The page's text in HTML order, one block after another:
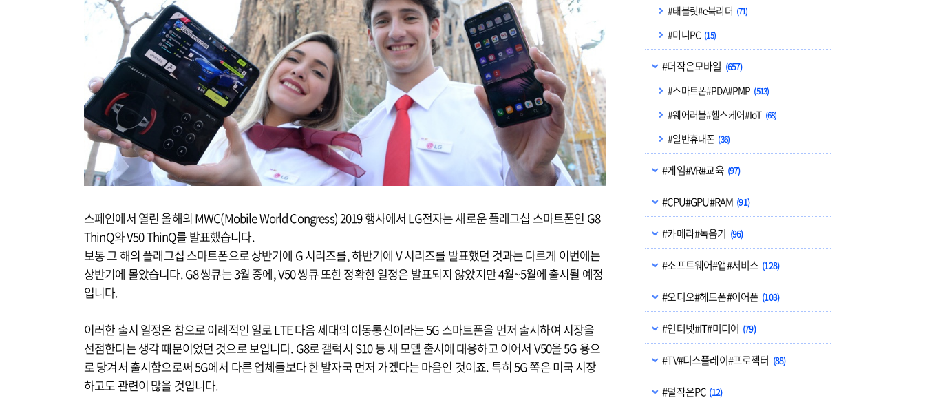
#태블릿#e북리더 (71)
#미니PC (15)
#더작은모바일 (657)
#스마트폰#PDA#PMP (513)
#웨어러블#헬스케어#IoT (68)
#일반휴대폰 (36)
#게임#VR#교육 (97)
#CPU#GPU#RAM (91)
#카메라#녹음기 (96)
#소프트웨어#앱#서비스 (128)
#오디오#헤드폰#이어폰 (103)
#인터넷#IT#미디어 (79)
#TV#디스플레이#프로젝터 (88)
#덜작은PC (12)
스페인에서 열린 올해의 MWC(Mobile World Congress) 2019 행사에서 LG전자는 새로운 플래그십 스마트폰인 G8
ThinQ와 V50 ThinQ를 발표했습니다.
보통 그 해의 플래그십 스마트폰으로 상반기에 G 시리즈를, 하반기에 V 시리즈를 발표했던 것과는 다르게 이번에는
상반기에 몰았습니다. G8 씽큐는 3월 중에, V50 씽큐 또한 정확한 일정은 발표되지 않았지만 4월~5월에 출시될 예정
입니다.
이러한 출시 일정은 참으로 이례적인 일로 LTE 다음 세대의 이동통신이라는 5G 스마트폰을 먼저 출시하여 시장을
선점한다는 생각 때문이었던 것으로 보입니다. G8로 갤럭시 S10 등 새 모델 출시에 대응하고 이어서 V50을 5G 용으
로 당겨서 출시함으로써 5G에서 다른 업체들보다 한 발자국 먼저 가겠다는 마음인 것이죠. 특히 5G 쪽은 미국 시장
하고도 관련이 많을 것입니다.